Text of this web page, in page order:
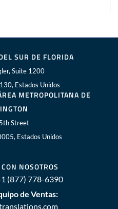
SUR DE FLORIDA
Suite 1200
Estados Unidos
METROPOLITANA DE
Street
Estados Unidos
NOSOTROS
(877) 778-6390
de Ventas: